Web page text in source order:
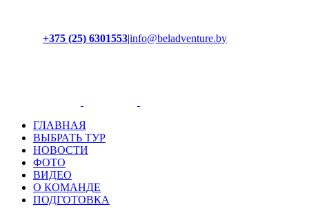
+375 (25) 6301553|info@beladventure.by
ГЛАВНАЯ
ВЫБРАТЬ ТУР
НОВОСТИ
ФОТО
ВИДЕО
О КОМАНДЕ
ПОДГОТОВКА